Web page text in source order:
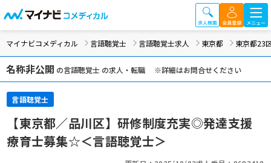
マイナビコメディカル 言語聴覚士 言語聴覚士求人 東京都 東京都23
名称非公開 の言語聴覚士 の求人・転職 ※詳細はお問合せください
言語聴覚士
【東京都／品川区】研修制度充実◎発達支援
療育士募集☆＜言語聴覚士＞